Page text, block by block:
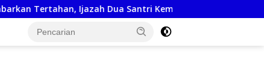
Dua Santri Kembali ke Orang Tua Secara Cuma-cuma